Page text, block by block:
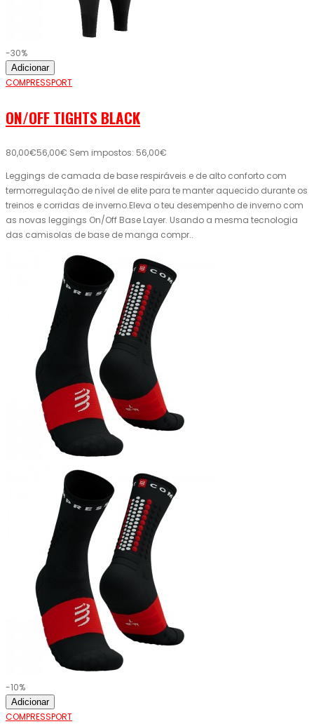
-30%
Adicionar
COMPRESSPORT
ON/OFF TIGHTS BLACK
80,00€56,00€ Sem impostos: 56,00€
Leggings de camada de base respiráveis ​​e de alto conforto com
termorregulação de nível de elite para te manter aquecido durante os
treinos e corridas de inverno.Eleva o teu desempenho de inverno com
as novas leggings On/Off Base Layer. Usando a mesma tecnologia
das camisolas de base de manga compr..
-10%
Adicionar
COMPRESSPORT